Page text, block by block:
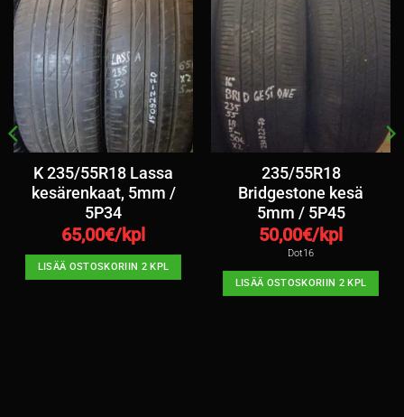
K 235/55R18 Lassa
kesärenkaat, 5mm /
5P34
65,00€/kpl
LISÄÄ OSTOSKORIIN 2 KPL
235/55R18
Bridgestone kesä
5mm / 5P45
50,00€/kpl
Dot16
LISÄÄ OSTOSKORIIN 2 KPL